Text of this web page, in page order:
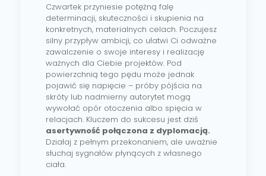
Czwartek przyniesie potężną falę
determinacji, skuteczności i skupienia na
konkretnych, materialnych celach. Poczujesz
silny przypływ ambicji, co ułatwi Ci odważne
zawalczenie o swoje interesy i realizację
ważnych dla Ciebie projektów. Pod
powierzchnią tego pędu może jednak
pojawić się napięcie – próby pójścia na
skróty lub nadmierny autorytet mogą
wywołać opór otoczenia albo spięcia w
relacjach. Kluczem do sukcesu jest dziś
asertywność połączona z dyplomacją.
Działaj z pełnym przekonaniem, ale uważnie
słuchaj sygnałów płynących z własnego
ciała.